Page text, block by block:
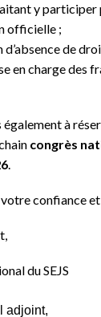
y
officielle ;
d’absence de
en charge des
à
congrès
.
confiance
du SEJS
adjoint,